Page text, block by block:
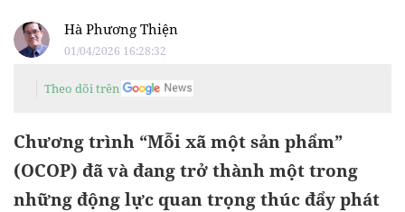
Hà Phương Thiện
01/04/2026 16:28:32
Theo dõi trên
Chương trình “Mỗi xã một sản phẩm”
(OCOP) đã và đang trở thành một trong
những động lực quan trọng thúc đẩy phát